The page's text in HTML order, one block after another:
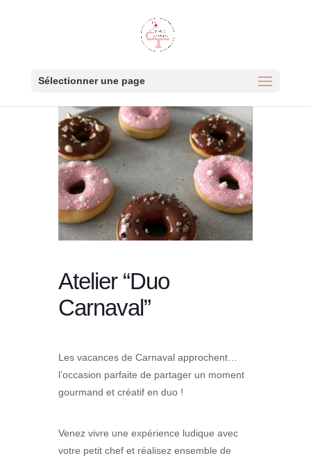
Sélectionner une page
Atelier “Duo
Carnaval”
Les vacances de Carnaval approchent…
l’occasion parfaite de partager un moment
gourmand et créatif en duo !
Venez vivre une expérience ludique avec
votre petit chef et réalisez ensemble de